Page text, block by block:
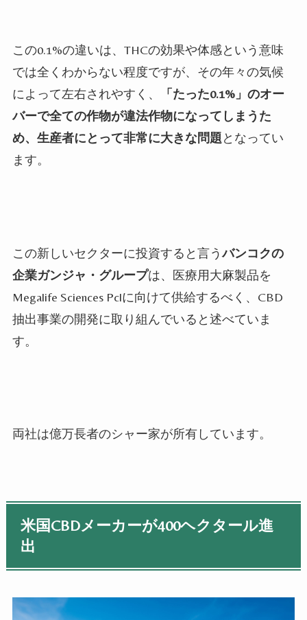
この0.1%の違いは、 THCの効果や体感という意味
では全くわからない程度ですが、その年々の気候
によって左右されやすく、
「たった0.1%」のオー
バーで全ての作物が違法作物になってしまうた
め、生産者にとって非常に大きな問題となってい
ます。
この新しいセクターに投資すると言うバンコクの
企業ガンジャ・グループは、医療用大麻製品を
Megalife Sciences Pclに向けて供給するべく、 CBD
抽出事業の開発に取り組んでいると述べていま
す。
両社は億万長者のシャー家が所有しています。
米国CBDメーカーが400ヘクタール進
出